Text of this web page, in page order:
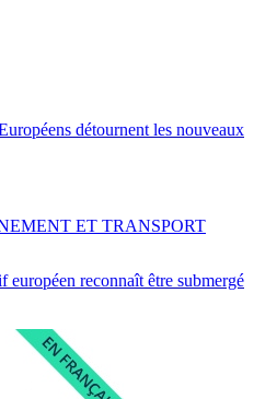
détournent les nouveaux
européen reconnaît être submergé
ET TRANSPORT